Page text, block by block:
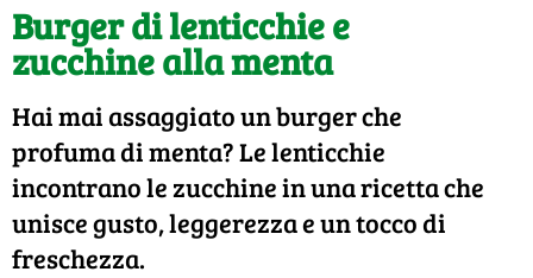
Burger di lenticchie e
zucchine alla menta
Hai mai assaggiato un burger che
profuma di menta? Le lenticchie
incontrano le zucchine in una ricetta che
unisce gusto, leggerezza e un tocco di
freschezza.